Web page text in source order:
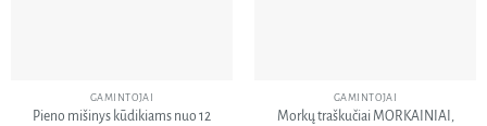
GAMINTOJAI
Pieno mišinys kūdikiams nuo 12
GAMINTOJAI
Morkų traškučiai MORKAINIAI,